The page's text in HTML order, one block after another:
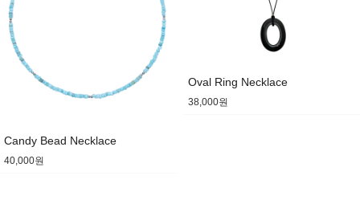
Candy Bead Necklace
40,000원
Oval Ring Necklace
38,000원